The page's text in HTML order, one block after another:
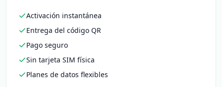
Activación instantánea
Entrega del código QR
Pago seguro
Sin tarjeta SIM física
Planes de datos flexibles